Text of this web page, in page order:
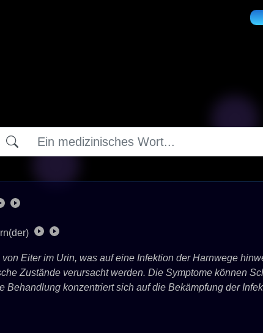
Eiter im Urin, was auf eine Infektion der Harnwege
Zustände verursacht werden. Die Symptome können
Behandlung konzentriert sich auf die Bekämpfung der